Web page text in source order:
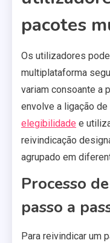
pacotes
Os utilizadores
multiplataforma
variam consoante a
envolve a ligação
elegibilidade e
reivindicação
agrupado em
Processo
passo a
Para reivindicar um